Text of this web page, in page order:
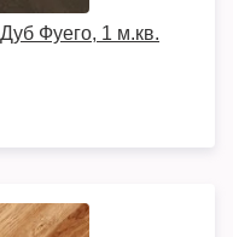
Фуего, 1 м.кв.